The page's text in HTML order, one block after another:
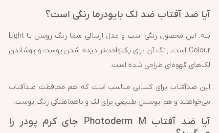
آیا ضد آفتاب ضد لک بایودرما رنگی است؟
بله. این محصول رنگی است و مدل ارسالی شما رنگ روشن یا Light
Colour است. رنگ آن برای یکنواخت‌تر دیده شدن پوست و پوشاندن
لک‌های قهوه‌ای طراحی شده است.
این ضدآفتاب برای کسانی مناسب است که هم محافظت ضدآفتاب
می‌خواهند و هم پوشش طبیعی برای لک و ناهماهنگی رنگ پوست.
آیا ضد آفتاب Photoderm M جای کرم پودر را